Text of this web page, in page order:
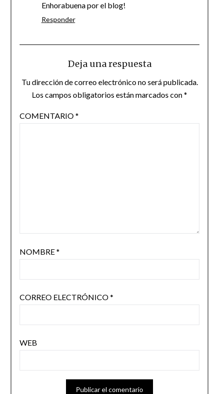
Enhorabuena por el blog!
Responder
Deja una respuesta
Tu dirección de correo electrónico no será publicada.
Los campos obligatorios están marcados con*
COMENTARIO*
NOMBRE*
CORREO ELECTRÓNICO*
WEB